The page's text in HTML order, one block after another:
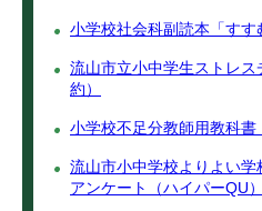
小学校社会科副読本「すす
流山市立小中学生ストレ
約）
小学校不足分教師用教科書
流山市小中学校よりよい
アンケート（ハイパーQU